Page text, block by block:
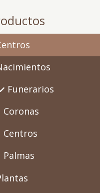
Funerarios
Coronas
Centros
Palmas